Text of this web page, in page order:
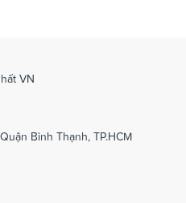
VN
Bình Thạnh, TP.HCM